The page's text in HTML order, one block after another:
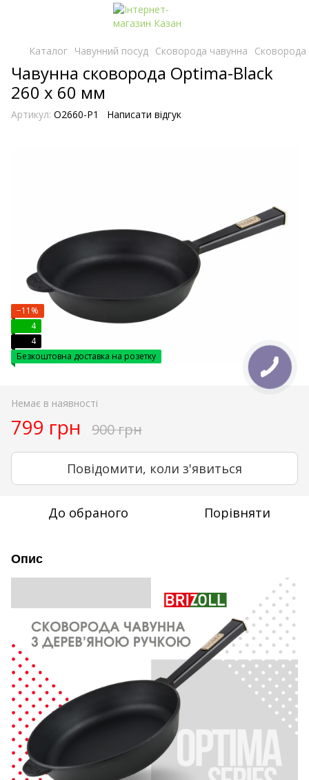
Каталог Чавунний посуд Сковорода чавунна
Чавунна сковорода Optima-Black
260 х 60 мм
Артикул: O2660-P1 Написати відгук
−11%
4
4
Безкоштовна доставка на розетку
Немає в наявності
799 грн 900 грн
Повідомити, коли з'явиться
До обраного Порівняти
Опис